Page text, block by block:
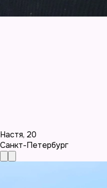
Настя, 20
Санкт-Петербург